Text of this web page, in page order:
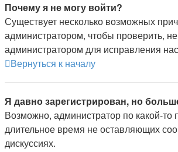
Почему я не могу войти?
Существует несколько возможных
администратором, чтобы проверить,
администратором для исправления
Вернуться к началу
Я давно зарегистрирован, но
Возможно, администратор по какой-то
длительное время не оставляющих
дискуссиях.